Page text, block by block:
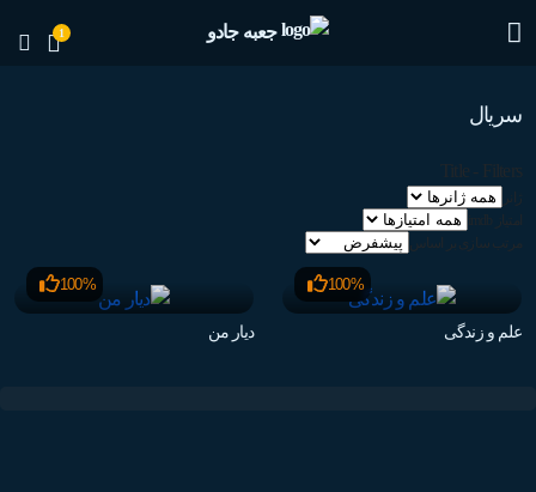
1 جعبه جادو
سریال
Title - Filters
ژانر
امتیاز imdb
مرتب سازی بر اساس
100%
علم و زندگی
100%
دیار من